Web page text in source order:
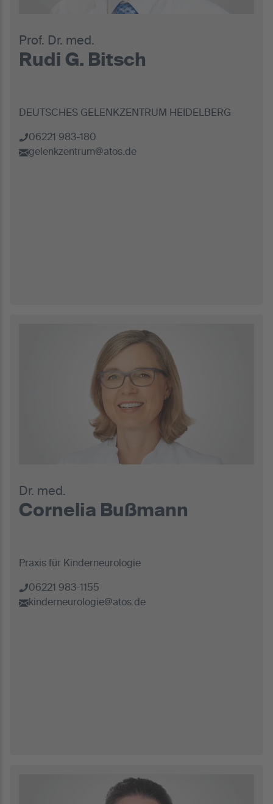
Prof. Dr. med.
Rudi G. Bitsch
DEUTSCHES GELENKZENTRUM HEIDELBERG
06221 983-180
gelenkzentrum@atos.de
Dr. med.
Cornelia Bußmann
Praxis für Kinderneurologie
06221 983-1155
kinderneurologie@atos.de